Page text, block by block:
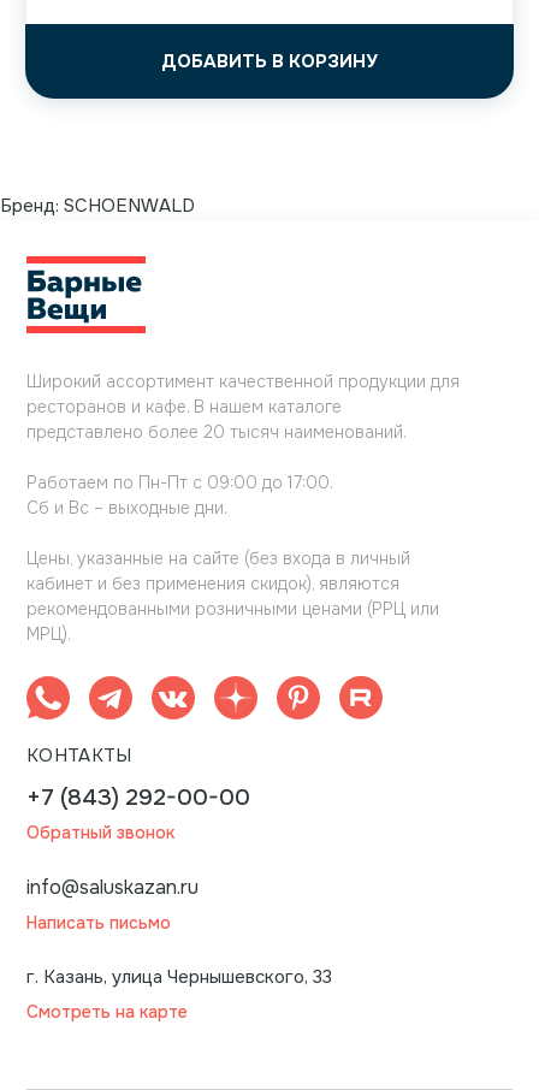
ДОБАВИТЬ В КОРЗИНУ
Бренд: SCHOENWALD
Широкий ассортимент качественной продукции для
ресторанов и кафе. В нашем каталоге
представлено более 20 тысяч наименований.
Работаем по Пн-Пт с 09:00 до 17:00.
Сб и Вс – выходные дни.
Цены, указанные на сайте (без входа в личный
кабинет и без применения скидок), являются
рекомендованными розничными ценами (РРЦ или
МРЦ).
КОНТАКТЫ
+7 (843) 292-00-00
Обратный звонок
info@saluskazan.ru
Написать письмо
г. Казань, улица Чернышевского, 33
Смотреть на карте